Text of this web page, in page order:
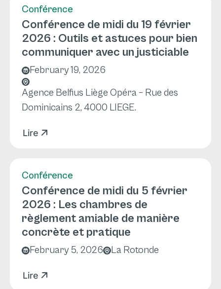
Conférence
Conférence de midi du 19 février
2026 : Outils et astuces pour bien
communiquer avec un justiciable
February 19, 2026
Agence Belfius Liège Opéra – Rue des
Dominicains 2, 4000 LIEGE.
Lire
Conférence
Conférence de midi du 5 février
2026 : Les chambres de
règlement amiable de manière
concrète et pratique
February 5, 2026 La Rotonde
Lire